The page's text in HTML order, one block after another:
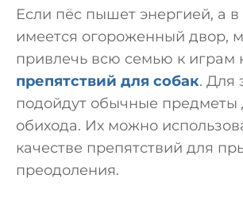
Если пёс пышет энергией, а
имеется огороженный двор,
привлечь всю семью к играм
препятствий для собак. Для
подойдут обычные
обихода. Их можно
качестве препятствий для
преодоления.